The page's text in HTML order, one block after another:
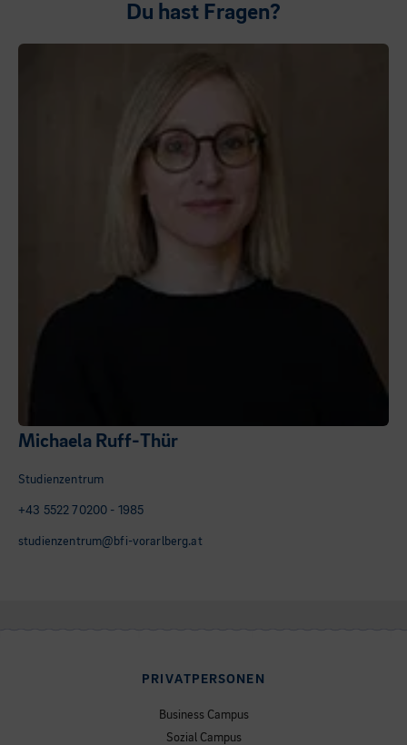
Du hast Fragen?
Michaela Ruff-Thür
Studienzentrum
+43 5522 70200 - 1985
studienzentrum@bfi-vorarlberg.at
PRIVATPERSONEN
Business Campus
Sozial Campus